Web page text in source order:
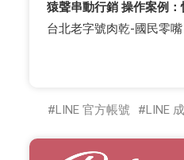
猿聲串動行銷 操作案例
台北老字號肉乾-國民零
LINE 官方帳號 LINE